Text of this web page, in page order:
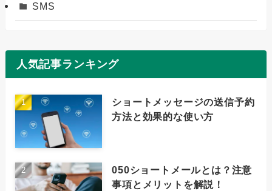
SMS
人気記事ランキング
ショートメッセージの送信予約
方法と効果的な使い方
050ショートメールとは？注意
事項とメリットを解説！